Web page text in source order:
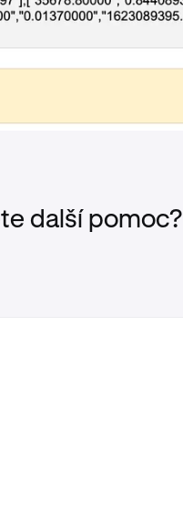
další pomoc?